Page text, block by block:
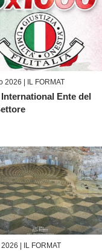
2026 | IL FORMAT
Ente del
| IL FORMAT